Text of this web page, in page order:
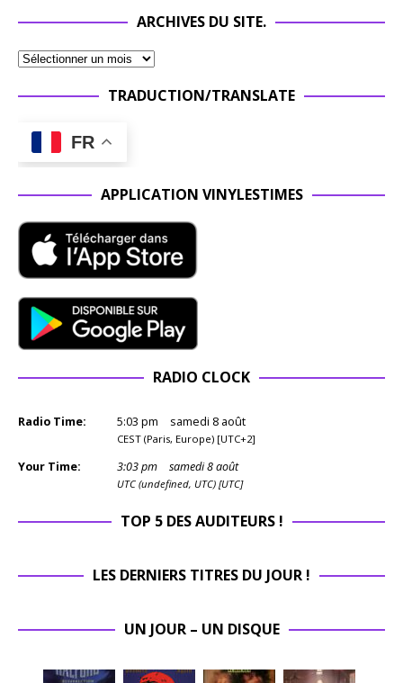
ARCHIVES DU SITE.
TRADUCTION/TRANSLATE
FR
APPLICATION VINYLESTIMES
RADIO CLOCK
Radio Time: 5:03 pm samedi 8 août
CEST (Paris, Europe) [UTC+2]
Your Time: 3:03pm samedi 8 août
UTC (undefined, UTC) [UTC]
TOP 5 DES AUDITEURS !
LES DERNIERS TITRES DU JOUR !
UN JOUR – UN DISQUE